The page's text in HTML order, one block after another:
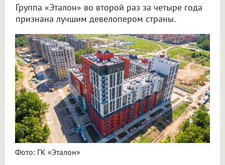
Группа «Эталон» во второй раз за четыре года
признана лучшим девелопером страны.
Фото: ГК «Эталон»